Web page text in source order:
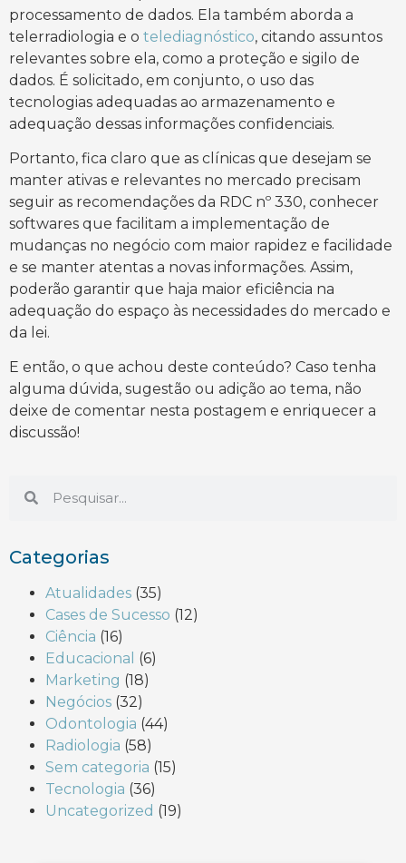
processamento de dados. Ela também aborda a
telerradiologia e o telediagnóstico, citando assuntos
relevantes sobre ela, como a proteção e sigilo de
dados. É solicitado, em conjunto, o uso das
tecnologias adequadas ao armazenamento e
adequação dessas informações confidenciais.
Portanto, fica claro que as clínicas que desejam se
manter ativas e relevantes no mercado precisam
seguir as recomendações da RDC nº 330, conhecer
softwares que facilitam a implementação de
mudanças no negócio com maior rapidez e facilidade
e se manter atentas a novas informações. Assim,
poderão garantir que haja maior eficiência na
adequação do espaço às necessidades do mercado e
da lei.
E então, o que achou deste conteúdo? Caso tenha
alguma dúvida, sugestão ou adição ao tema, não
deixe de comentar nesta postagem e enriquecer a
discussão!
Categorias
Atualidades (35)
Cases de Sucesso (12)
Ciência (16)
Educacional (6)
Marketing (18)
Negócios (32)
Odontologia (44)
Radiologia (58)
Sem categoria (15)
Tecnologia (36)
Uncategorized (19)